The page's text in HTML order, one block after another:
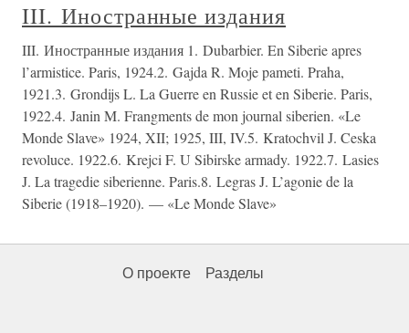
III. Иностранные издания
III. Иностранные издания 1. Dubarbier. En Siberie apres
l’armistice. Paris, 1924.2. Gajda R. Moje pameti. Praha,
1921.3. Grondijs L. La Guerre en Russie et en Siberie. Paris,
1922.4. Janin M. Frangments de mon journal siberien. «Le
Monde Slave» 1924, XII; 1925, III, IV.5. Kratochvil J. Ceska
revoluce. 1922.6. Krejci F. U Sibirske armady. 1922.7. Lasies
J. La tragedie siberienne. Paris.8. Legras J. L’agonie de la
Siberie (1918–1920). — «Le Monde Slave»
О проекте Разделы